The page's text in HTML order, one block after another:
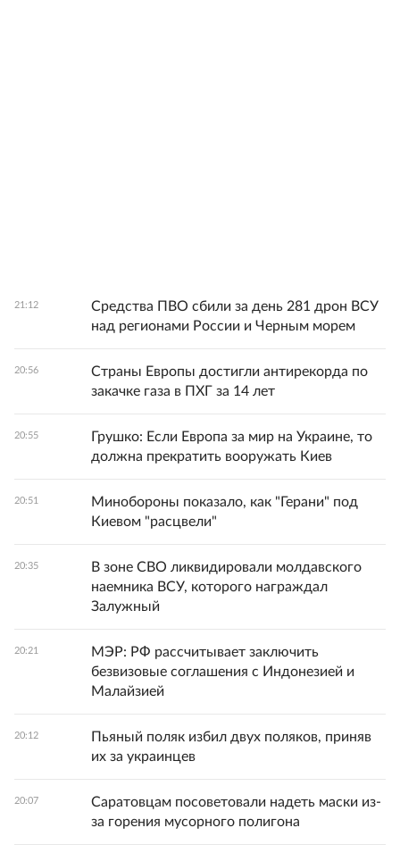
21:12
Средства ПВО сбили за день 281 дрон ВСУ
над регионами России и Черным морем
20:56
Страны Европы достигли антирекорда по
закачке газа в ПХГ за 14 лет
20:55
Грушко: Если Европа за мир на Украине, то
должна прекратить вооружать Киев
20:51
Минобороны показало, как "Герани" под
Киевом "расцвели"
20:35
В зоне СВО ликвидировали молдавского
наемника ВСУ, которого награждал
Залужный
20:21
МЭР: РФ рассчитывает заключить
безвизовые соглашения с Индонезией и
Малайзией
20:12
Пьяный поляк избил двух поляков, приняв
их за украинцев
20:07
Саратовцам посоветовали надеть маски из-
за горения мусорного полигона